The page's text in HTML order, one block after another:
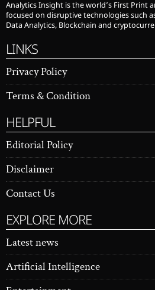
Analytics Insight is the world’s First Print
focused on disruptive technologies such
Data Analytics, Blockchain and
LINKS
Privacy Policy
Terms & Condition
HELPFUL
Editorial Policy
Disclaimer
Contact Us
EXPLORE MORE
Latest news
Artificial Intelligence